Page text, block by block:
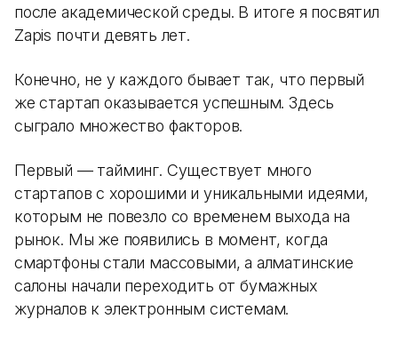
после академической среды. В итоге я посвятил
Zapis почти девять лет.
Конечно, не у каждого бывает так, что первый
же стартап оказывается успешным. Здесь
сыграло множество факторов.
Первый — тайминг. Существует много
стартапов с хорошими и уникальными идеями,
которым не повезло со временем выхода на
рынок. Мы же появились в момент, когда
смартфоны стали массовыми, а алматинские
салоны начали переходить от бумажных
журналов к электронным системам.